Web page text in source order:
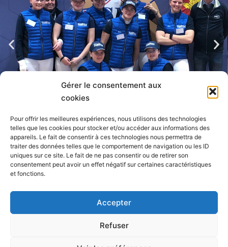
Gérer le consentement aux
cookies
Pour offrir les meilleures expériences, nous utilisons des technologies
telles que les cookies pour stocker et/ou accéder aux informations des
appareils. Le fait de consentir à ces technologies nous permettra de
traiter des données telles que le comportement de navigation ou les ID
uniques sur ce site. Le fait de ne pas consentir ou de retirer son
consentement peut avoir un effet négatif sur certaines caractéristiques
et fonctions.
Accepter
Refuser
Young
Breeders
2023
Agri’Pôle
400 route de Fougères- 50600 Les Loges-Marchis